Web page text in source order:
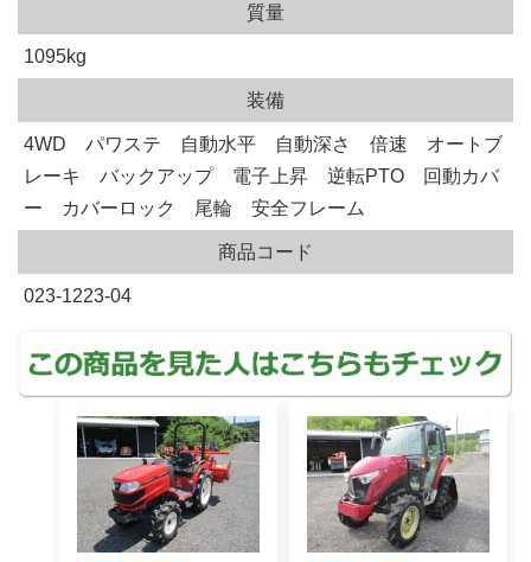
質量
1095kg
装備
4WD パワステ 自動水平 自動深さ 倍速 オートブ
レーキ バックアップ 電子上昇 逆転PTO 回動カバ
ー カバーロック 尾輪 安全フレーム
商品コード
023-1223-04